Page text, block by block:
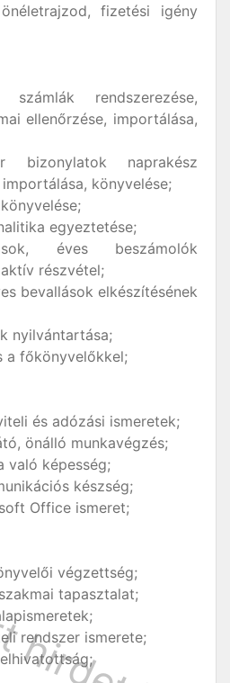
fizetési igény
számlák rendszerezése,
ellenőrzése, importálása,
bizonylatok naprakész
könyvelése;
egyeztetése;
éves beszámolók
részvétel;
bevallások elkészítésének
nyilvántartása;
a főkönyvelőkkel;
és adózási ismeretek;
önálló munkavégzés;
való képesség;
készség;
Office ismeret;
végzettség;
tapasztalat;
rendszer ismerete;